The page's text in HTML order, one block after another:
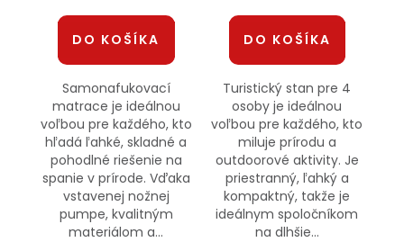
DO KOŠÍKA
Samonafukovací
matrace je ideálnou
voľbou pre každého, kto
hľadá ľahké, skladné a
pohodlné riešenie na
spanie v prírode. Vďaka
vstavenej nožnej
pumpe, kvalitným
materiálom a...
DO KOŠÍKA
Turistický stan pre 4
osoby je ideálnou
voľbou pre každého, kto
miluje prírodu a
outdoorové aktivity. Je
priestranný, ľahký a
kompaktný, takže je
ideálnym spoločníkom
na dlhšie...